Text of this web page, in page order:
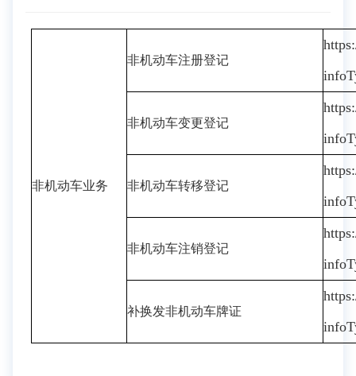
非机动车业务
非机动车注册登记
非机动车变更登记
非机动车转移登记
非机动车注销登记
补换发非机动车牌证